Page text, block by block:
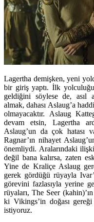
Lagertha demişken, yeni
bir giriş yaptı. İlk
geldiğini söylese de, asıl
almak, dahası Aslaug’a
olmayacaktır. Aslaug
devam etsin, Lagertha
Aslaug’un da çok hatası
Ragnar’ın nihayet
önemliydi. Aralarındaki
değil bana kalırsa, zaten
Yine de Kraliçe Aslaug
gerek gördüğü rüyayla
görevini fazlasıyla yerine
rüyaları, The Seer
ki Vikings’in doğası
istiyoruz.